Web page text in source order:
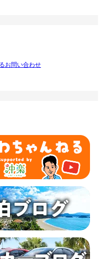
お問い合わせ